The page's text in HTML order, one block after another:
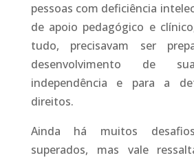
pessoas com deficiência
de apoio pedagógico e
tudo, precisavam ser
desenvolvimento de
independência e para a
direitos.
Ainda há muitos
superados, mas vale